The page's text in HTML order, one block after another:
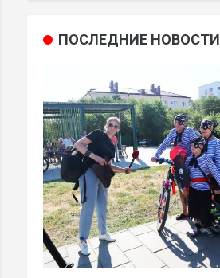
ПОСЛЕДНИЕ НОВОСТИ